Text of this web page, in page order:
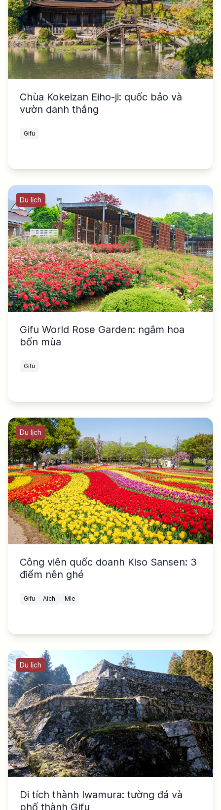
Chùa Kokeizan Eiho-ji: quốc bảo và
vườn danh thắng
Gifu
Du lịch
Gifu World Rose Garden: ngắm hoa
bốn mùa
Gifu
Du lịch
Công viên quốc doanh Kiso Sansen: 3
điểm nên ghé
Gifu Aichi Mie
Du lịch
Di tích thành Iwamura: tường đá và
phố thành Gifu